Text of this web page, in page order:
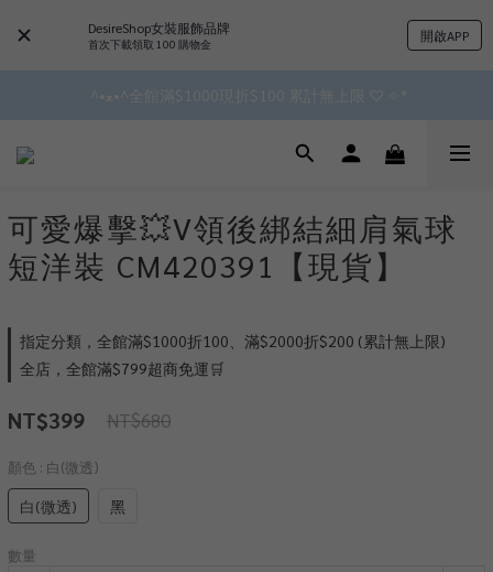
DesireShop女裝服飾品牌
首次下載領取 100 購物金 開啟APP
✿॰ॱ*｡ﾟ 全館滿$799即免運ॱ*｡ﾟ✿
✿॰ॱ*｡ﾟ 全館滿$799即免運ॱ*｡ﾟ✿
^•ﻌ•^全館滿$1000現折$100 累計無上限 ♡ ✧*
會員點數3%回饋 無上限!!!!
可愛爆擊💥V領後綁結細肩氣球
短洋裝 CM420391【現貨】
指定分類，全館滿$1000折100、滿$2000折$200 (累計無上限)
全店，全館滿$799超商免運🛒
NT$399 NT$680
顏色 : 白(微透)
白(微透) 黑
數量